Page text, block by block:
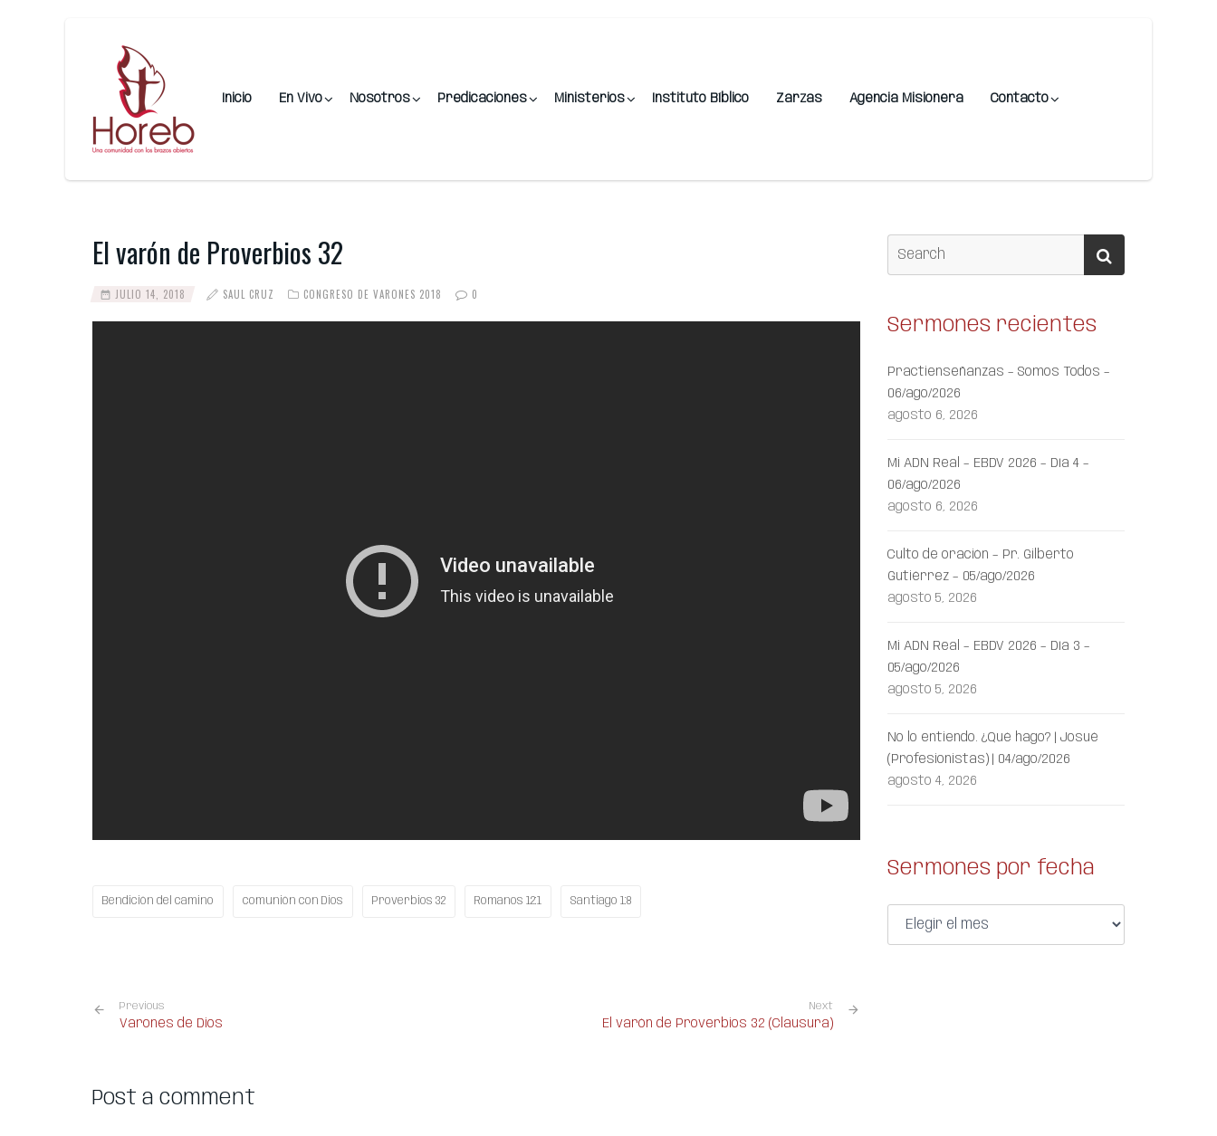
Inicio En Vivo Nosotros Predicaciones Ministerios Instituto Bíblico Zarzas Agencia Misionera Contacto
El varón de Proverbios 32
JULIO 14, 2018 SAUL CRUZ CONGRESO DE VARONES 2018 0
Bendición del camino comunión con Dios Proverbios 32 Romanos 12:1 Santiago 1:8
Previous
Varones de Dios
Next
El varón de Proverbios 32 (Clausura)
Post a comment
Sermones recientes
Practienseñanzas – Somos Todos –
06/ago/2026
agosto 6, 2026
Mi ADN Real – EBDV 2026 – Día 4 –
06/ago/2026
agosto 6, 2026
Culto de oración – Pr. Gilberto
Gutiérrez – 05/ago/2026
agosto 5, 2026
Mi ADN Real – EBDV 2026 – Día 3 –
05/ago/2026
agosto 5, 2026
No lo entiendo. ¿Qué hago? | Josué
(Profesionistas) | 04/ago/2026
agosto 4, 2026
Sermones por fecha